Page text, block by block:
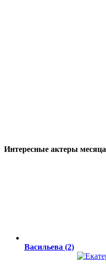
Интересные актеры месяца
Васильева (2)